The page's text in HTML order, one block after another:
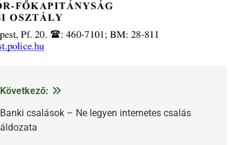
Következő:
Banki csalások – Ne legyen internetes csalás
áldozata